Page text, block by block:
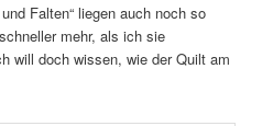
Falten“ liegen auch noch so
mehr, als ich sie
will doch wissen, wie der Quilt am